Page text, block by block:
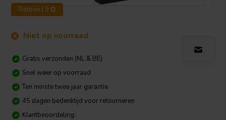
Ribbon | 9 Ω
Niet op voorraad
Gratis verzonden (NL & BE)
Snel weer op voorraad
Ten minste twee jaar garantie
45 dagen bedenktijd voor retourneren
Klantbeoordeling: